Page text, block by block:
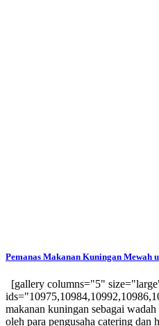
Pemanas Makanan Kuningan Mewah
[gallery columns="5"
makanan kuningan sebagai
oleh para pengusaha catering dan